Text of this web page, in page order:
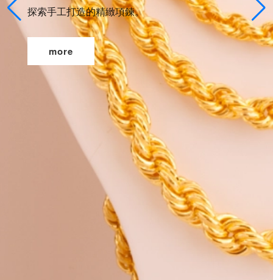
打造的精緻項鍊。 挑選只